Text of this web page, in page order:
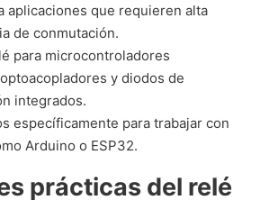
aplicaciones que requieren alta
de conmutación.
para microcontroladores
y diodos de
integrados.
específicamente para trabajar con
Arduino o ESP32.
prácticas del relé